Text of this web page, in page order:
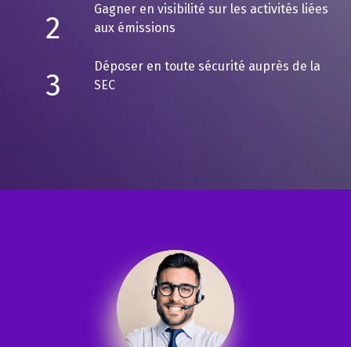
2
Gagner en visibilité sur les activités liées
aux émissions
3
Déposer en toute sécurité auprès de la
SEC